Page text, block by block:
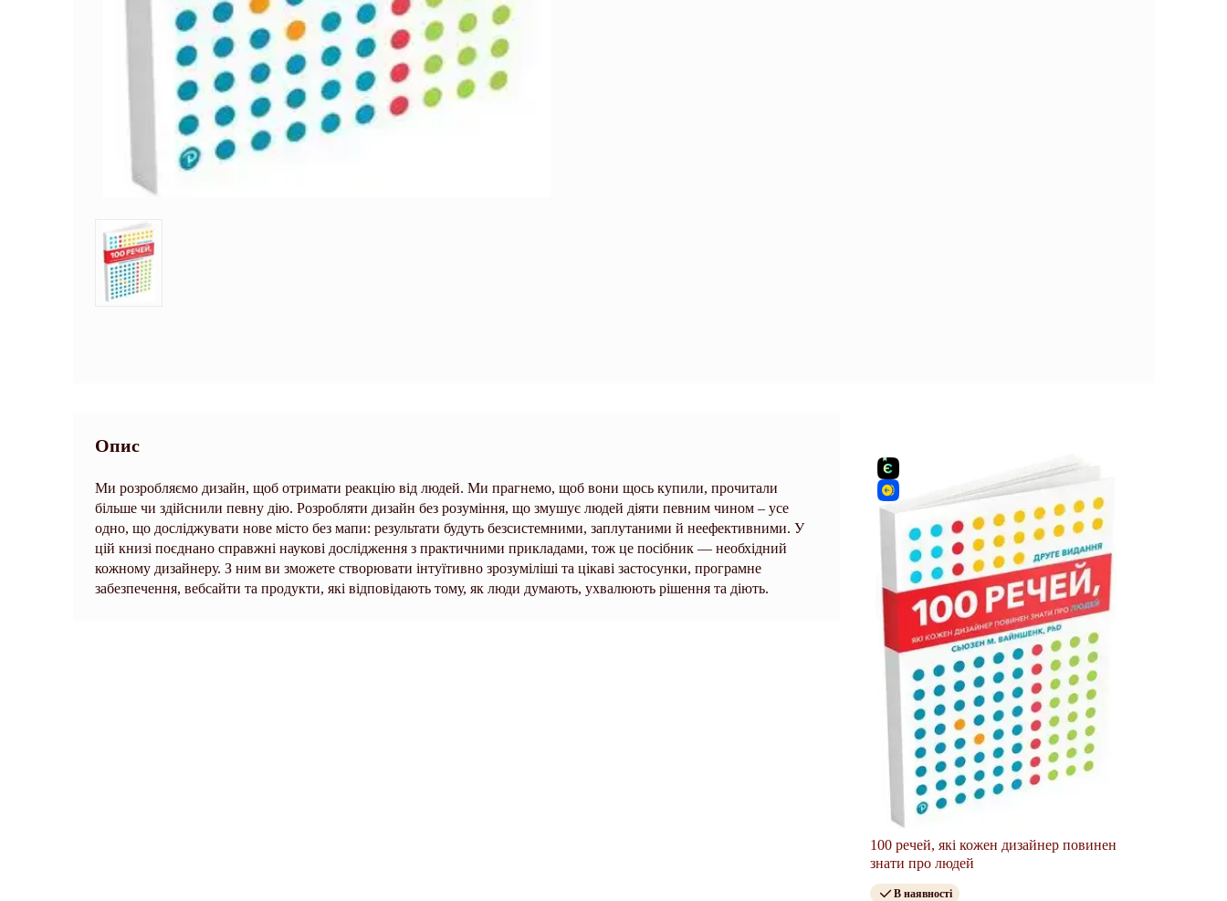
Опис
Ми розробляємо дизайн, щоб отримати реакцію від людей. Ми прагнемо, щоб вони щось купили, прочитали
більше чи здійснили певну дію. Розробляти дизайн без розуміння, що змушує людей діяти певним чином – усе
одно, що досліджувати нове місто без мапи: результати будуть безсистемними, заплутаними й неефективними. У
цій книзі поєднано справжні наукові дослідження з практичними прикладами, тож це посібник — необхідний
кожному дизайнеру. З ним ви зможете створювати інтуїтивно зрозуміліші та цікаві застосунки, програмне
забезпечення, вебсайти та продукти, які відповідають тому, як люди думають, ухвалюють рішення та діють.
100 речей, які кожен дизайнер повинен
знати про людей
В наявності